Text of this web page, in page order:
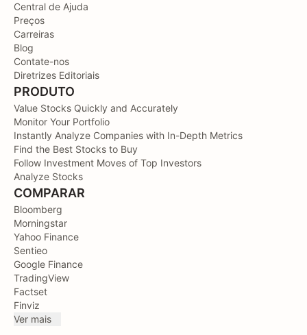
Central de Ajuda
Preços
Carreiras
Blog
Contate-nos
Diretrizes Editoriais
PRODUTO
Value Stocks Quickly and Accurately
Monitor Your Portfolio
Instantly Analyze Companies with In-Depth Metrics
Find the Best Stocks to Buy
Follow Investment Moves of Top Investors
Analyze Stocks
COMPARAR
Bloomberg
Morningstar
Yahoo Finance
Sentieo
Google Finance
TradingView
Factset
Finviz
Ver mais